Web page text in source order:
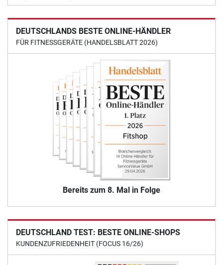
DEUTSCHLANDS BESTE ONLINE-HÄNDLER
FÜR FITNESSGERÄTE (HANDELSBLATT 2026)
Bereits zum 8. Mal in Folge
DEUTSCHLAND TEST: BESTE ONLINE-SHOPS
KUNDENZUFRIEDENHEIT (FOCUS 16/26)